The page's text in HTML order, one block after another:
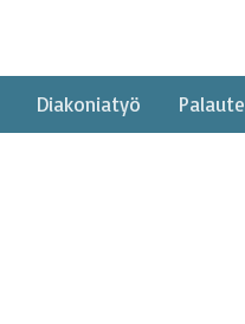
Diakoniatyö Palaute